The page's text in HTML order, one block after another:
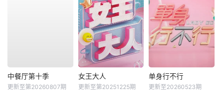
中餐厅第十季
更新至第20260807期
女王大人
更新至第20251225期
单身行不行
更新至20260523期